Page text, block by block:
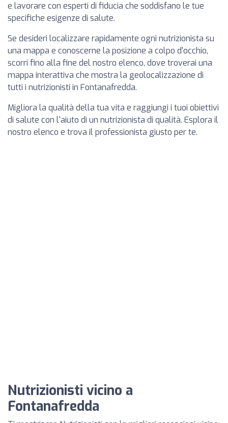
e lavorare con esperti di fiducia che soddisfano le tue
specifiche esigenze di salute.
Se desideri localizzare rapidamente ogni nutrizionista su
una mappa e conoscerne la posizione a colpo d'occhio,
scorri fino alla fine del nostro elenco, dove troverai una
mappa interattiva che mostra la geolocalizzazione di
tutti i nutrizionisti in Fontanafredda.
Migliora la qualità della tua vita e raggiungi i tuoi obiettivi
di salute con l'aiuto di un nutrizionista di qualità. Esplora il
nostro elenco e trova il professionista giusto per te.
Nutrizionisti vicino a
Fontanafredda